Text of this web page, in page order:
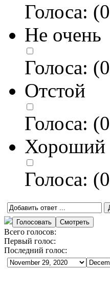
Голоса: (0
Не очень
Голоса: (0
Отстой
Голоса: (0
Хороший
Голоса: (0
Всего голосов:
Первый голос:
Последний голос: